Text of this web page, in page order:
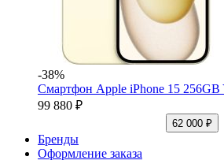
-38%
Смартфон Apple iPhone 15 256GB
99 880 ₽
62 000 ₽
Бренды
Оформление заказа